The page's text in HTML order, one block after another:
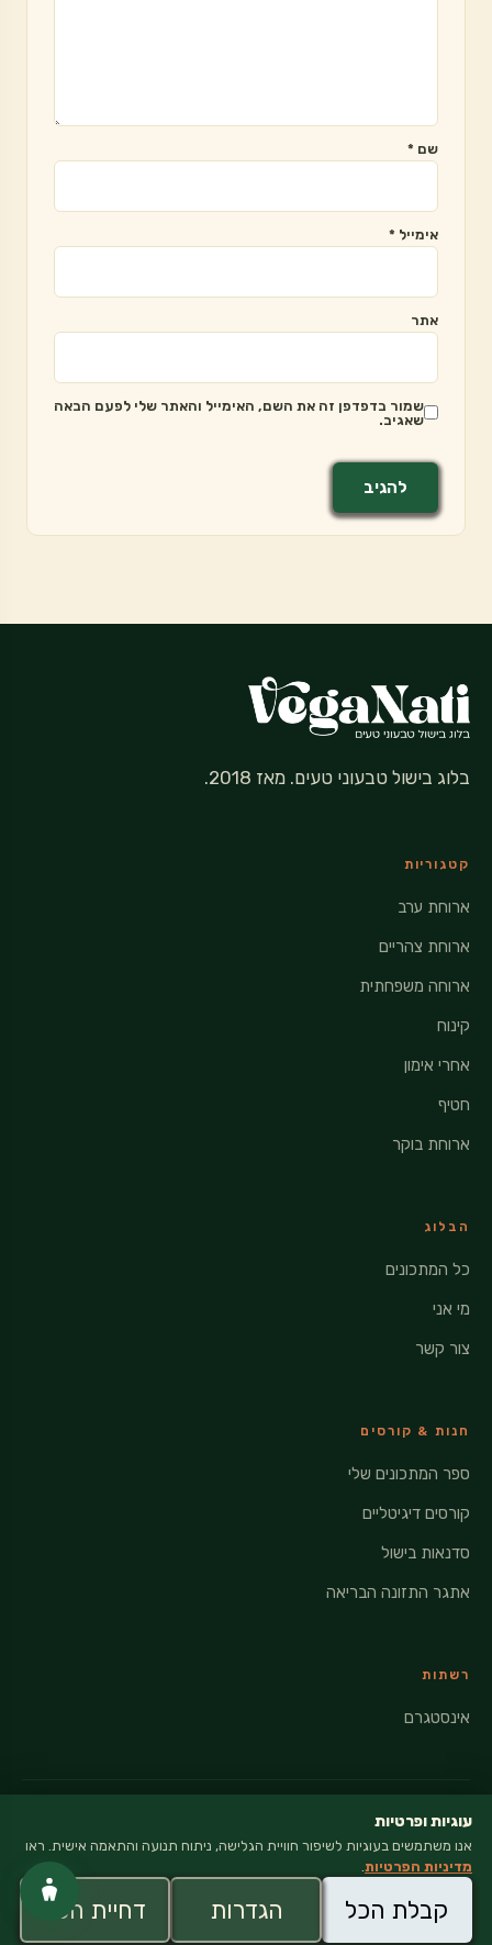
שם *
אימייל *
אתר
שמור בדפדפן זה את השם, האימייל והאתר שלי לפעם הבאה
שאגיב.
בלוג בישול טבעוני טעים. מאז 2018.
קטגוריות
ארוחת ערב
ארוחת צהריים
ארוחה משפחתית
קינוח
אחרי אימון
חטיף
ארוחת בוקר
הבלוג
כל המתכונים
מי אני
צור קשר
חנות & קורסים
ספר המתכונים שלי
קורסים דיגיטליים
סדנאות בישול
אתגר התזונה הבריאה
רשתות
אינסטגרם
© 2026 VEGANATI · כל הזכויות שמורות
עוגיות ופרטיות
אנו משתמשים בעוגיות לשיפור חוויית הגלישה, ניתוח תנועה והתאמה אישית. ראו
מדיניות הפרטיות.
קבלת הכל הגדרות דחיית הכל